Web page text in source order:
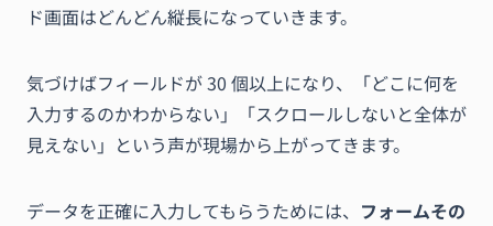
ド画面はどんどん縦長になっていきます。
気づけばフィールドが 30 個以上になり、「どこに何を
入力するのかわからない」「スクロールしないと全体が
見えない」という声が現場から上がってきます。
データを正確に入力してもらうためには、 フォームその